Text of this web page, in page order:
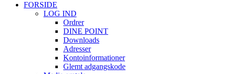
FORSIDE
LOG IND
Ordrer
DINE POINT
Downloads
Adresser
Kontoinformationer
Glemt adgangskode